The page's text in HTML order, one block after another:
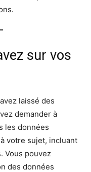
sur vos
laissé des
demander à
les données
votre sujet, incluant
Vous pouvez
des données